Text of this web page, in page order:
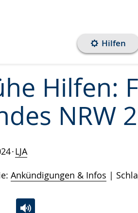
Hilfen
Hilfen:
NRW
LJA
Ankündigungen & Infos